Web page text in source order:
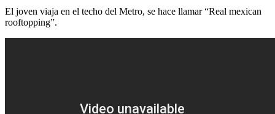
El joven viaja en el techo del Metro, se hace llamar “Real mexican
rooftopping”.